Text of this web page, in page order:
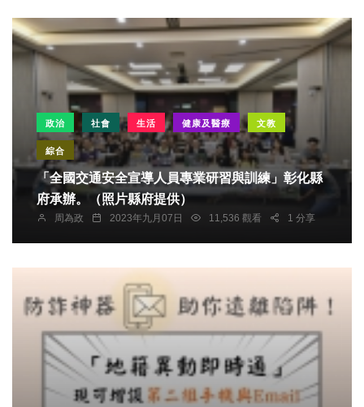
政治 社會 生活 健康及醫療 文教
綜合
「全國交通安全宣導人員專業研習與訓練」彰化縣
府承辦。（照片縣府提供）
周為政 2023年九月07日 11,536 觀看 1 分享